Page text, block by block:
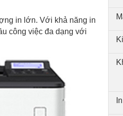
in lớn. Với khả năng in
công việc đa dạng với